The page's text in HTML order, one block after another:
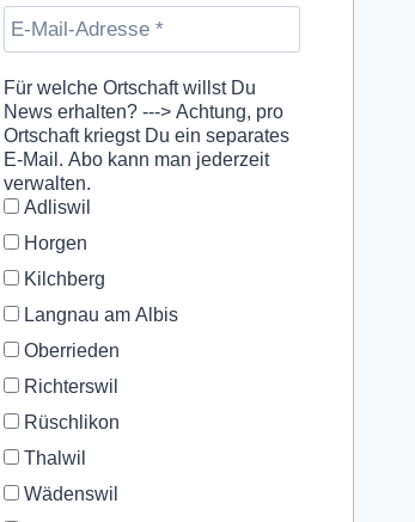
Für welche Ortschaft willst Du
News erhalten? ---> Achtung, pro
Ortschaft kriegst Du ein separates
E-Mail. Abo kann man jederzeit
verwalten.
Adliswil
Horgen
Kilchberg
Langnau am Albis
Oberrieden
Richterswil
Rüschlikon
Thalwil
Wädenswil